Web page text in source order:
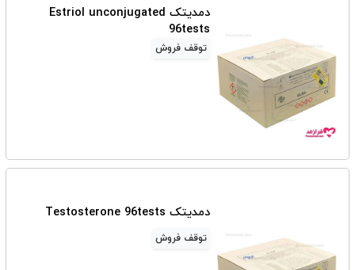
دمدیتک Estriol unconjugated
96tests
توقف فروش
دمدیتک Testosterone 96tests
توقف فروش